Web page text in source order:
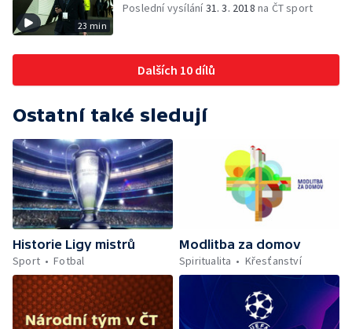
23 min
Poslední vysílání31. 3. 2018 na ČT sport
Dalších 10 dílů
Ostatní také sledují
Historie Ligy mistrů
Sport
Fotbal
Modlitba za domov
Spiritualita
Křesťanství